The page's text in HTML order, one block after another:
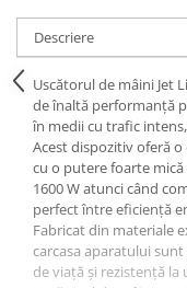
Descriere
Uscătorul de mâini Jet
de înaltă performanță
în medii cu trafic
Acest dispozitiv oferă
cu o putere foarte mică
1600 W atunci când
perfect între eficiență
Fabricat din materiale
carcasa aparatului
de viață și rezistență la